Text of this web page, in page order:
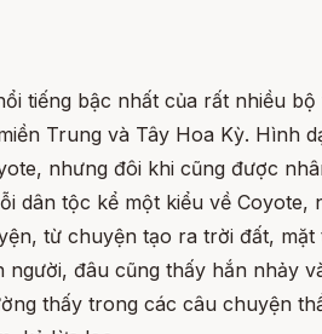
tiếng bậc nhất của rất nhiều bộ
Trung và Tây Hoa Kỳ. Hình
nhưng đôi khi cũng được
dân tộc kể một kiểu về Coyote,
từ chuyện tạo ra trời đất, mặt
đâu cũng thấy hắn nhảy
thấy trong các câu chuyện